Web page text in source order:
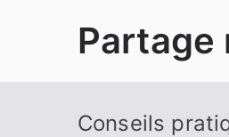
Partage
Conseils